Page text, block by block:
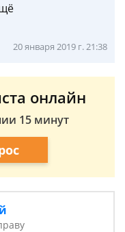
20 января 2019 г. 21:38
онлайн
15 минут